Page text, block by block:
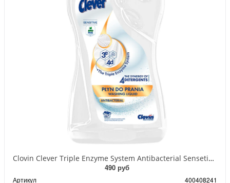
Clovin Clever Triple Enzyme System Antibacterial Sensetive Гель антибактериальный с тройной системой энзимов для стирки белых тканей 2 л на 67 стирок
490 руб
Артикул 400408241